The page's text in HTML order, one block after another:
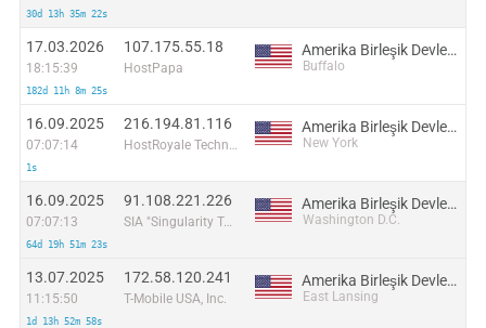
30d 13h 35m 22s
17.03.2026
18:15:39
182d 11h 8m 25s
107.175.55.18
HostPapa
Amerika Birleşik Devletleri
Buffalo
16.09.2025
07:07:14
1s
216.194.81.116
HostRoyale Technologies Pvt Ltd
Amerika Birleşik Devletleri
New York
16.09.2025
07:07:13
64d 19h 51m 23s
91.108.221.226
SIA "Singularity Telecom"
Amerika Birleşik Devletleri
Washington D.C.
13.07.2025
11:15:50
1d 13h 52m 58s
172.58.120.241
T-Mobile USA, Inc.
Amerika Birleşik Devletleri
East Lansing